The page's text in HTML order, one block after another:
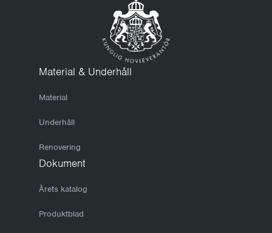
Material & Underhåll
Material
Underhåll
Renovering
Dokument
Årets katalog
Produktblad